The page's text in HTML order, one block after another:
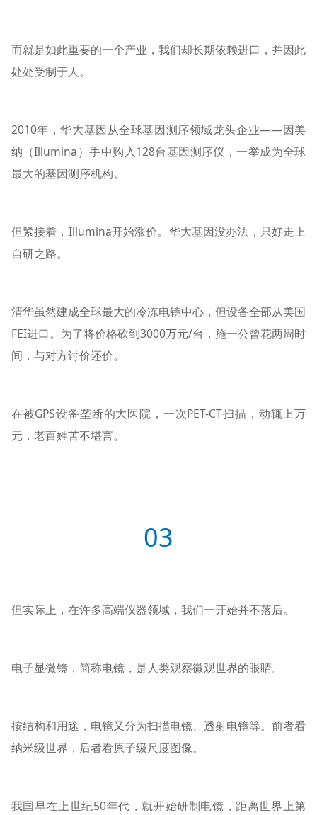
而就是如此重要的一个产业，我们却长期依赖进口，并因此
处处受制于人。
2010年，华大基因从全球基因测序领域龙头企业——因美
纳（Illumina）手中购入128台基因测序仪，一举成为全球
最大的基因测序机构。
但紧接着，Illumina开始涨价。华大基因没办法，只好走上
自研之路。
清华虽然建成全球最大的冷冻电镜中心，但设备全部从美国
FEI进口。为了将价格砍到3000万元/台，施一公曾花两周时
间，与对方讨价还价。
在被GPS设备垄断的大医院，一次PET-CT扫描，动辄上万
元，老百姓苦不堪言。
03
但实际上，在许多高端仪器领域，我们一开始并不落后。
电子显微镜，简称电镜，是人类观察微观世界的眼睛。
按结构和用途，电镜又分为扫描电镜、透射电镜等。前者看
纳米级世界，后者看原子级尺度图像。
我国早在上世纪50年代，就开始研制电镜，距离世界上第